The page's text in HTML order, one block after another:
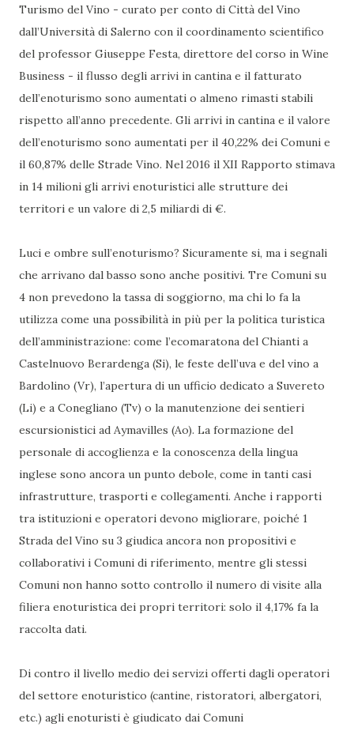
Turismo del Vino - curato per conto di Città del Vino
dall’Università di Salerno con il coordinamento scientifico
del professor Giuseppe Festa, direttore del corso in Wine
Business - il flusso degli arrivi in cantina e il fatturato
dell’enoturismo sono aumentati o almeno rimasti stabili
rispetto all’anno precedente. Gli arrivi in cantina e il valore
dell’enoturismo sono aumentati per il 40,22% dei Comuni e
il 60,87% delle Strade Vino. Nel 2016 il XII Rapporto stimava
in 14 milioni gli arrivi enoturistici alle strutture dei
territori e un valore di 2,5 miliardi di €.
Luci e ombre sull’enoturismo? Sicuramente si, ma i segnali
che arrivano dal basso sono anche positivi. Tre Comuni su
4 non prevedono la tassa di soggiorno, ma chi lo fa la
utilizza come una possibilità in più per la politica turistica
dell’amministrazione: come l’ecomaratona del Chianti a
Castelnuovo Berardenga (Si), le feste dell’uva e del vino a
Bardolino (Vr), l’apertura di un ufficio dedicato a Suvereto
(Li) e a Conegliano (Tv) o la manutenzione dei sentieri
escursionistici ad Aymavilles (Ao). La formazione del
personale di accoglienza e la conoscenza della lingua
inglese sono ancora un punto debole, come in tanti casi
infrastrutture, trasporti e collegamenti. Anche i rapporti
tra istituzioni e operatori devono migliorare, poiché 1
Strada del Vino su 3 giudica ancora non propositivi e
collaborativi i Comuni di riferimento, mentre gli stessi
Comuni non hanno sotto controllo il numero di visite alla
filiera enoturistica dei propri territori: solo il 4,17% fa la
raccolta dati.
Di contro il livello medio dei servizi offerti dagli operatori
del settore enoturistico (cantine, ristoratori, albergatori,
etc.) agli enoturisti è giudicato dai Comuni